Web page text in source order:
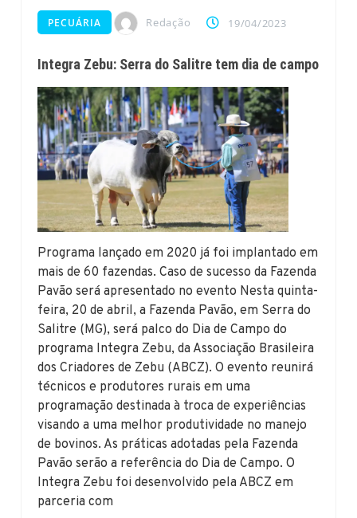
PECUÁRIA Redação 19/04/2023
Integra Zebu: Serra do Salitre tem dia de campo
Programa lançado em 2020 já foi implantado em
mais de 60 fazendas. Caso de sucesso da Fazenda
Pavão será apresentado no evento Nesta quinta-
feira, 20 de abril, a Fazenda Pavão, em Serra do
Salitre (MG), será palco do Dia de Campo do
programa Integra Zebu, da Associação Brasileira
dos Criadores de Zebu (ABCZ). O evento reunirá
técnicos e produtores rurais em uma
programação destinada à troca de experiências
visando a uma melhor produtividade no manejo
de bovinos. As práticas adotadas pela Fazenda
Pavão serão a referência do Dia de Campo. O
Integra Zebu foi desenvolvido pela ABCZ em
parceria com